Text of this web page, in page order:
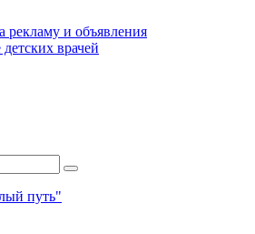
рекламу и объявления
врачей
Поиск
путь"